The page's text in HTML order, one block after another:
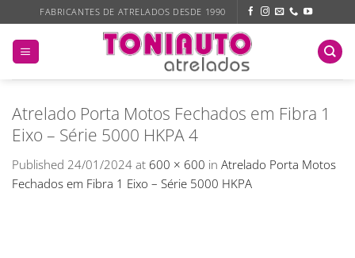
to
content
FABRICANTES DE ATRELADOS DESDE 1990
Atrelado Porta Motos Fechados em Fibra 1
Eixo – Série 5000 HKPA 4
Published 24/01/2024 at 600 × 600 in Atrelado Porta Motos
Fechados em Fibra 1 Eixo – Série 5000 HKPA